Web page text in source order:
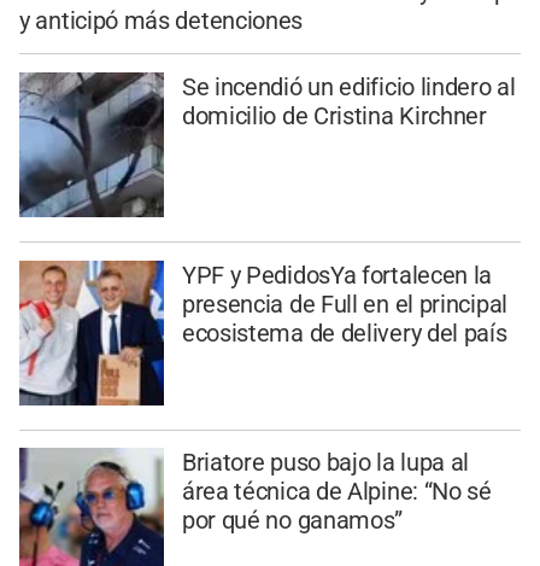
y anticipó más detenciones
Se incendió un edificio lindero al
domicilio de Cristina Kirchner
YPF y PedidosYa fortalecen la
presencia de Full en el principal
ecosistema de delivery del país
Briatore puso bajo la lupa al
área técnica de Alpine: “No sé
por qué no ganamos”